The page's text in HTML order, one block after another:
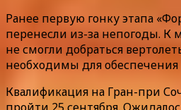
Ранее первую гонку этапа
перенесли из-за непогоды. К
не смогли добраться
необходимы для
Квалификация на Гран-при